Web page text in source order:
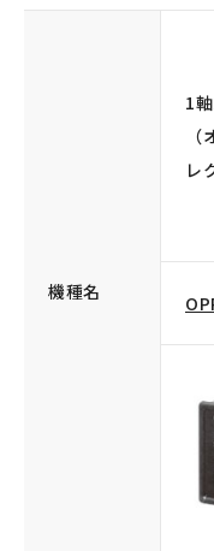
機種名
1
レ